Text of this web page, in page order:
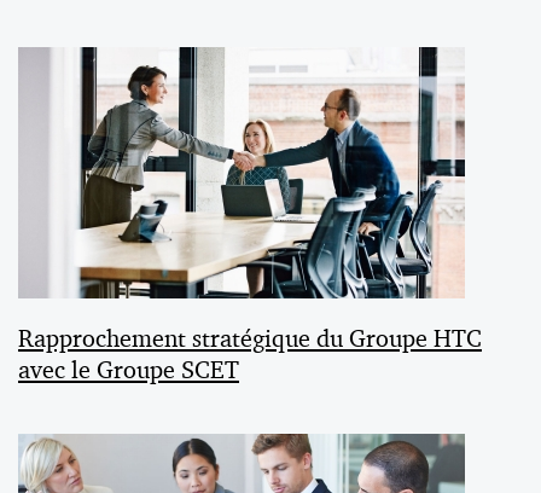
Rapprochement stratégique du Groupe HTC
avec le Groupe SCET